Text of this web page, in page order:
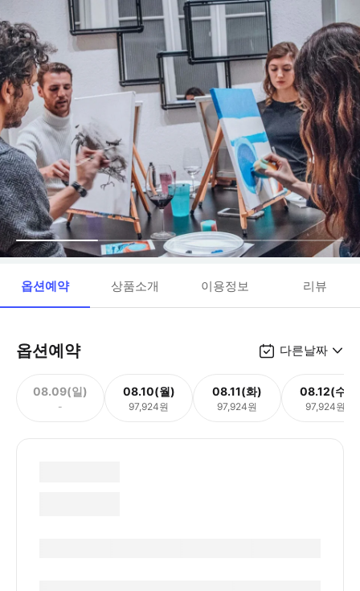
옵션예약 상품소개 이용정보 리뷰
옵션예약 다른날짜
08.09(일)
-
08.10(월)
97,924원
08.11(화)
97,924원
08.12(수)
97,924원